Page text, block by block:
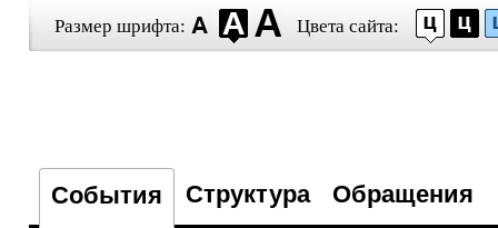
Размер шрифта: Цвета сайта:
События Структура Обращения